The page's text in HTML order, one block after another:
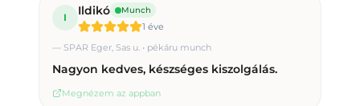
I Ildikó Munch
1 éve
— SPAR Eger, Sas u. • pékáru munch
Nagyon kedves, készséges kiszolgálás.
Megnézem az appban